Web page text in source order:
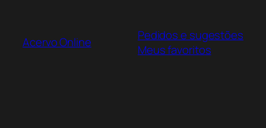
Acervo Online
Pedidos e sugestões
Meus favoritos